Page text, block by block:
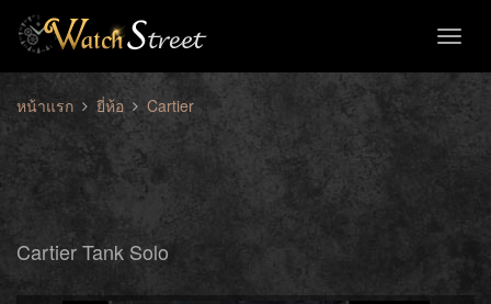
หน้าแรก ยี่ห้อ Cartier
Cartier Tank Solo